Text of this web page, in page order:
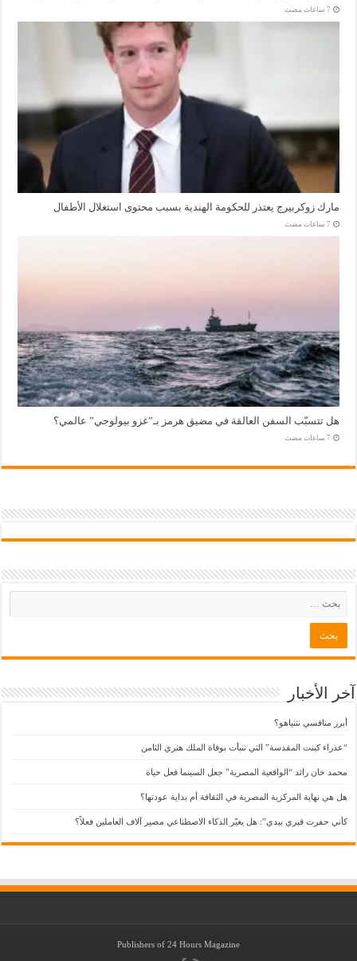
مارك زوكربيرج يعتذر للحكومة الهندية بسبب محتوى استغلال الأطفال
هل تتسبّب السفن العالقة في مضيق هرمز بـ”غزو بيولوجي” عالمي؟
آخر الأخبار
أبرز منافسي نتنياهو؟
“عذراء كينت المقدسة” التي تنبأت بوفاة الملك هنري الثامن
محمد خان رائد “الواقعية المصرية” جعل السينما فعل حياة
هل هي نهاية المركزية المصرية في الثقافة أم بداية عودتها؟
كأني حفرت قبري بيدي”: هل يغيّر الذكاء الاصطناعي مصير آلاف العاملين فعلاً؟
Publishers of 24 Hours Magazine